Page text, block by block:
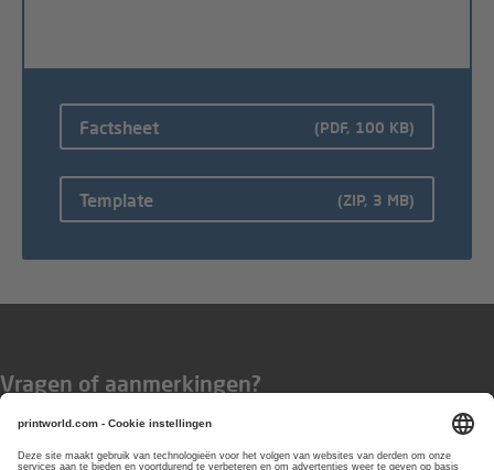
Factsheet (PDF, 100 KB)
Template (ZIP, 3 MB)
Vragen of aanmerkingen?
Wij zijn bereikbaar vanmaandag t/m
vrijdag van 8:00 tot 17:00 uur